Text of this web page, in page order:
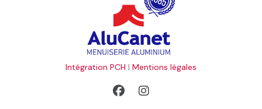
Intégration PCH | Mentions légales